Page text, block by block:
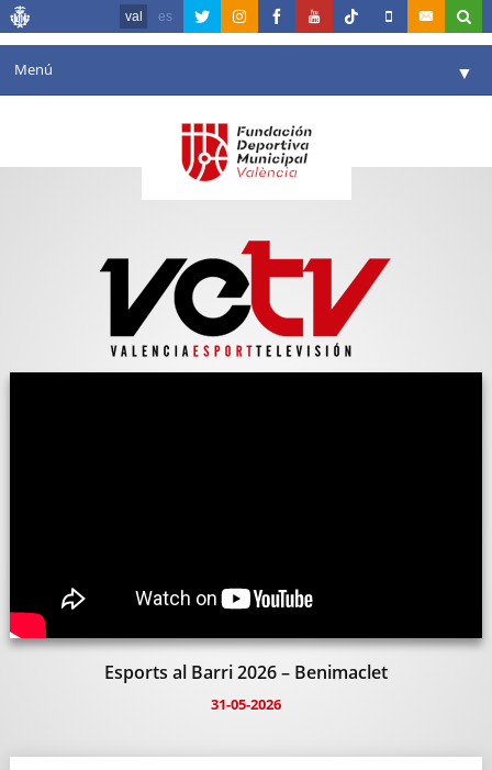
val es
Menú ▼
Agenda
València en esport
Portal de Transparència
Esports al Barri 2026 – Benimaclet
31-05-2026